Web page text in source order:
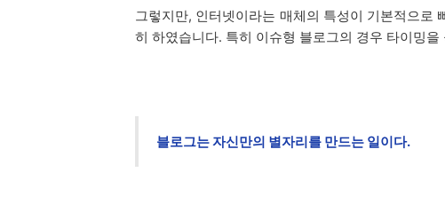
그렇지만, 인터넷이라는 매체의 특성이 기본적으로
히 하였습니다. 특히 이슈형 블로그의 경우 타이밍
블로그는 자신만의 별자리를 만드는 일이다.